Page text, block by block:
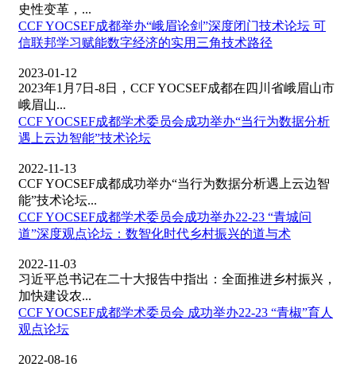
史性变革，...
CCF YOCSEF成都举办“峨眉论剑”深度闭门技术论坛 可
信联邦学习赋能数字经济的实用三角技术路径
2023-01-12
2023年1月7日-8日，CCF YOCSEF成都在四川省峨眉山市
峨眉山...
CCF YOCSEF成都学术委员会成功举办“当行为数据分析
遇上云边智能”技术论坛
2022-11-13
CCF YOCSEF成都成功举办“当行为数据分析遇上云边智
能”技术论坛...
CCF YOCSEF成都学术委员会成功举办22-23 “青城问
道”深度观点论坛：数智化时代乡村振兴的道与术
2022-11-03
习近平总书记在二十大报告中指出：全面推进乡村振兴，
加快建设农...
CCF YOCSEF成都学术委员会 成功举办22-23 “青椒”育人
观点论坛
2022-08-16